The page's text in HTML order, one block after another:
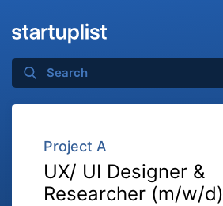
Project A
UX/ UI Designer &
Researcher (m/w/d)